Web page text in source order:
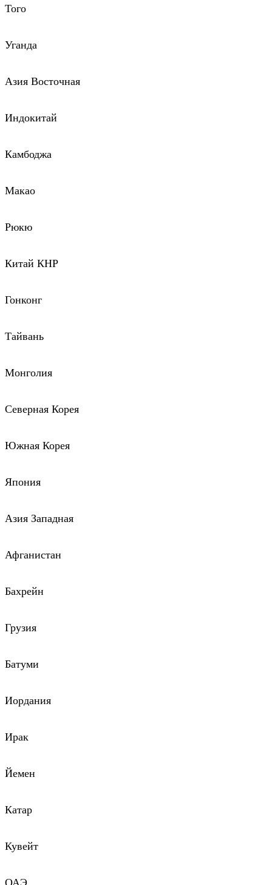
Того
Уганда
Азия Восточная
Индокитай
Камбоджа
Макао
Рюкю
Китай КНР
Гонконг
Тайвань
Монголия
Северная Корея
Южная Корея
Япония
Азия Западная
Афганистан
Бахрейн
Грузия
Батуми
Иордания
Ирак
Йемен
Катар
Кувейт